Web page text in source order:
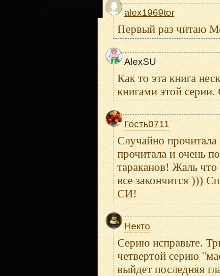
alex1969tor
Первый раз читаю
AlexSU
Как то эта книга
книгами этой
Гость0711
Случайно прочитала
прочитала и очень
тараканов! Жаль
все закончится )))
СИ!
Некто
Серию исправьте.
четвертой серию
выйдет последняя